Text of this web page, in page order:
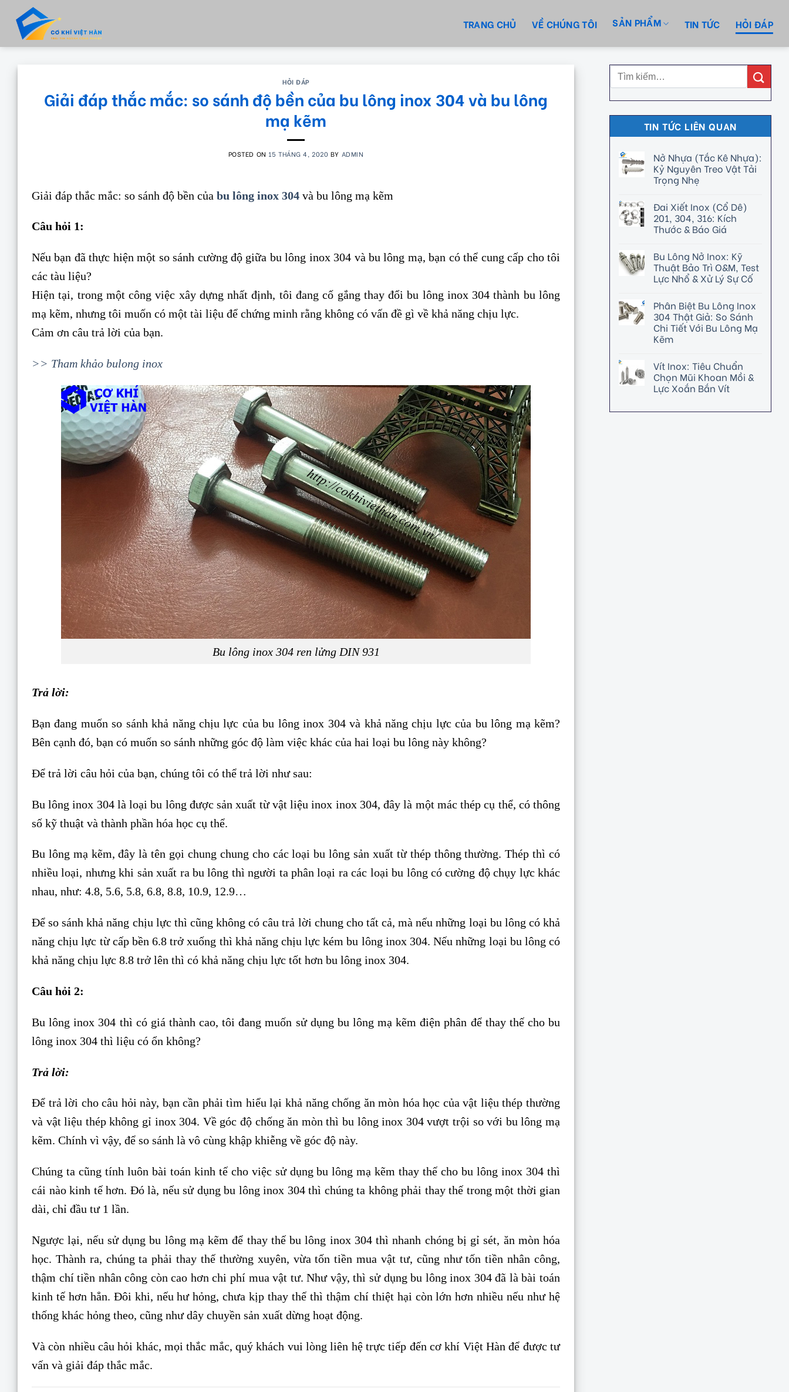
content
TRANG CHỦ VỀ CHÚNG TÔI SẢN PHẨM TIN TỨC HỎI ĐÁP
HỎI ĐÁP
Giải đáp thắc mắc: so sánh độ bền của bu lông inox 304 và bu lông
mạ kẽm
POSTED ON 15 THÁNG 4, 2020 BY ADMIN
Giải đáp thắc mắc: so sánh độ bền của bu lông inox 304 và bu lông mạ kẽm
Câu hỏi 1:
Nếu bạn đã thực hiện một so sánh cường độ giữa bu lông inox 304 và bu lông mạ, bạn có thể cung cấp cho tôi
các tàu liệu?
Hiện tại, trong một công việc xây dựng nhất định, tôi đang cố gắng thay đổi bu lông inox 304 thành bu lông
mạ kẽm, nhưng tôi muốn có một tài liệu để chứng minh rằng không có vấn đề gì về khả năng chịu lực.
Cảm ơn câu trả lời của bạn.
>> Tham khảo bulong inox
Bu lông inox 304 ren lửng DIN 931
Trả lời:
Bạn đang muốn so sánh khả năng chịu lực của bu lông inox 304 và khả năng chịu lực của bu lông mạ kẽm?
Bên cạnh đó, bạn có muốn so sánh những góc độ làm việc khác của hai loại bu lông này không?
Để trả lời câu hỏi của bạn, chúng tôi có thể trả lời như sau:
Bu lông inox 304 là loại bu lông được sản xuất từ vật liệu inox inox 304, đây là một mác thép cụ thể, có thông
số kỹ thuật và thành phần hóa học cụ thể.
Bu lông mạ kẽm, đây là tên gọi chung chung cho các loại bu lông sản xuất từ thép thông thường. Thép thì có
nhiều loại, nhưng khi sản xuất ra bu lông thì người ta phân loại ra các loại bu lông có cường độ chụy lực khác
nhau, như: 4.8, 5.6, 5.8, 6.8, 8.8, 10.9, 12.9…
Để so sánh khả năng chịu lực thì cũng không có câu trả lời chung cho tất cả, mà nếu những loại bu lông có khả
năng chịu lực từ cấp bền 6.8 trở xuống thì khả năng chịu lực kém bu lông inox 304. Nếu những loại bu lông có
khả năng chịu lực 8.8 trở lên thì có khả năng chịu lực tốt hơn bu lông inox 304.
Câu hỏi 2:
Bu lông inox 304 thì có giá thành cao, tôi đang muốn sử dụng bu lông mạ kẽm điện phân để thay thế cho bu
lông inox 304 thì liệu có ổn không?
Trả lời:
Để trả lời cho câu hỏi này, bạn cần phải tìm hiểu lại khả năng chống ăn mòn hóa học của vật liệu thép thường
và vật liệu thép không gỉ inox 304. Về góc độ chống ăn mòn thì bu lông inox 304 vượt trội so với bu lông mạ
kẽm. Chính vì vậy, để so sánh là vô cùng khập khiễng về góc độ này.
Chúng ta cũng tính luôn bài toán kinh tế cho việc sử dụng bu lông mạ kẽm thay thế cho bu lông inox 304 thì
cái nào kinh tế hơn. Đó là, nếu sử dụng bu lông inox 304 thì chúng ta không phải thay thế trong một thời gian
dài, chỉ đầu tư 1 lần.
Ngược lại, nếu sử dụng bu lông mạ kẽm để thay thế bu lông inox 304 thì nhanh chóng bị gỉ sét, ăn mòn hóa
học. Thành ra, chúng ta phải thay thế thường xuyên, vừa tốn tiền mua vật tư, cũng như tốn tiền nhân công,
thậm chí tiền nhân công còn cao hơn chi phí mua vật tư. Như vậy, thì sử dụng bu lông inox 304 đã là bài toán
kinh tế hơn hẳn. Đôi khi, nếu hư hỏng, chưa kịp thay thế thì thậm chí thiệt hại còn lớn hơn nhiều nếu như hệ
thống khác hỏng theo, cũng như dây chuyền sản xuất dừng hoạt động.
Và còn nhiều câu hỏi khác, mọi thắc mắc, quý khách vui lòng liên hệ trực tiếp đến cơ khí Việt Hàn để được tư
vấn và giải đáp thắc mắc.
TIN TỨC LIÊN QUAN
Nở Nhựa (Tắc Kê Nhựa):
Kỷ Nguyên Treo Vật Tải
Trọng Nhẹ
Đai Xiết Inox (Cổ Dê)
201, 304, 316: Kích
Thước & Báo Giá
Bu Lông Nở Inox: Kỹ
Thuật Bảo Trì O&M, Test
Lực Nhổ & Xử Lý Sự Cố
Phân Biệt Bu Lông Inox
304 Thật Giả: So Sánh
Chi Tiết Với Bu Lông Mạ
Kẽm
Vít Inox: Tiêu Chuẩn
Chọn Mũi Khoan Mồi &
Lực Xoắn Bắn Vít